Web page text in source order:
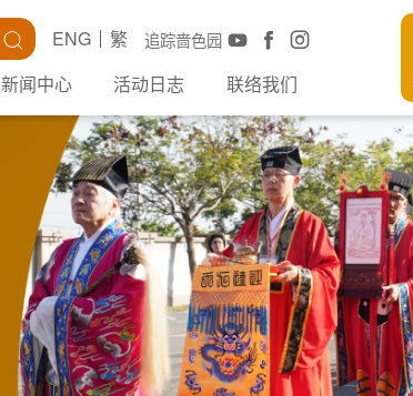
搜寻 追踪啬色园
ENG
繁
新闻中心 活动日志 联络我们